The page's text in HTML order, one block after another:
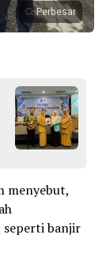
Perbesar
menyebut,
seperti banjir